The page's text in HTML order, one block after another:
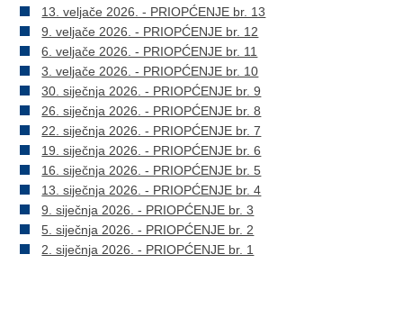
13. veljače 2026. - PRIOPĆENJE br. 13
9. veljače 2026. - PRIOPĆENJE br. 12
6. veljače 2026. - PRIOPĆENJE br. 11
3. veljače 2026. - PRIOPĆENJE br. 10
30. siječnja 2026. - PRIOPĆENJE br. 9
26. siječnja 2026. - PRIOPĆENJE br. 8
22. siječnja 2026. - PRIOPĆENJE br. 7
19. siječnja 2026. - PRIOPĆENJE br. 6
16. siječnja 2026. - PRIOPĆENJE br. 5
13. siječnja 2026. - PRIOPĆENJE br. 4
9. siječnja 2026. - PRIOPĆENJE br. 3
5. siječnja 2026. - PRIOPĆENJE br. 2
2. siječnja 2026. - PRIOPĆENJE br. 1